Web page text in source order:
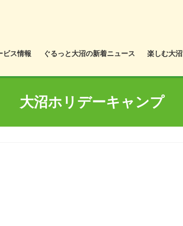
ビス情報 ぐるっと大沼の新着ニュース 楽しむ大沼
大沼ホリデーキャンプ